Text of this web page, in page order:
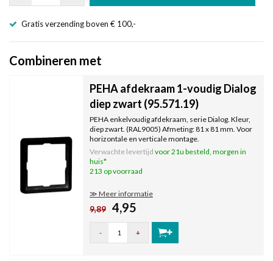
Gratis verzending boven € 100,-
Combineren met
PEHA afdekraam 1-voudig Dialog
diep zwart (95.571.19)
PEHA enkelvoudig afdekraam, serie Dialog. Kleur,
diep zwart. (RAL9005) Afmeting: 81 x 81 mm. Voor
horizontale en verticale montage.
Verwachte levertijd voor 21u besteld, morgen in
huis*
213 op voorraad
≫ Meer informatie
9,89 4,95
- +